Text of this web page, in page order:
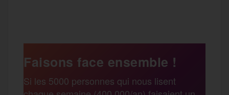
b t l
s
a
r
Faisons face ensemble !
Si les 5000 personnes qui nous lisent